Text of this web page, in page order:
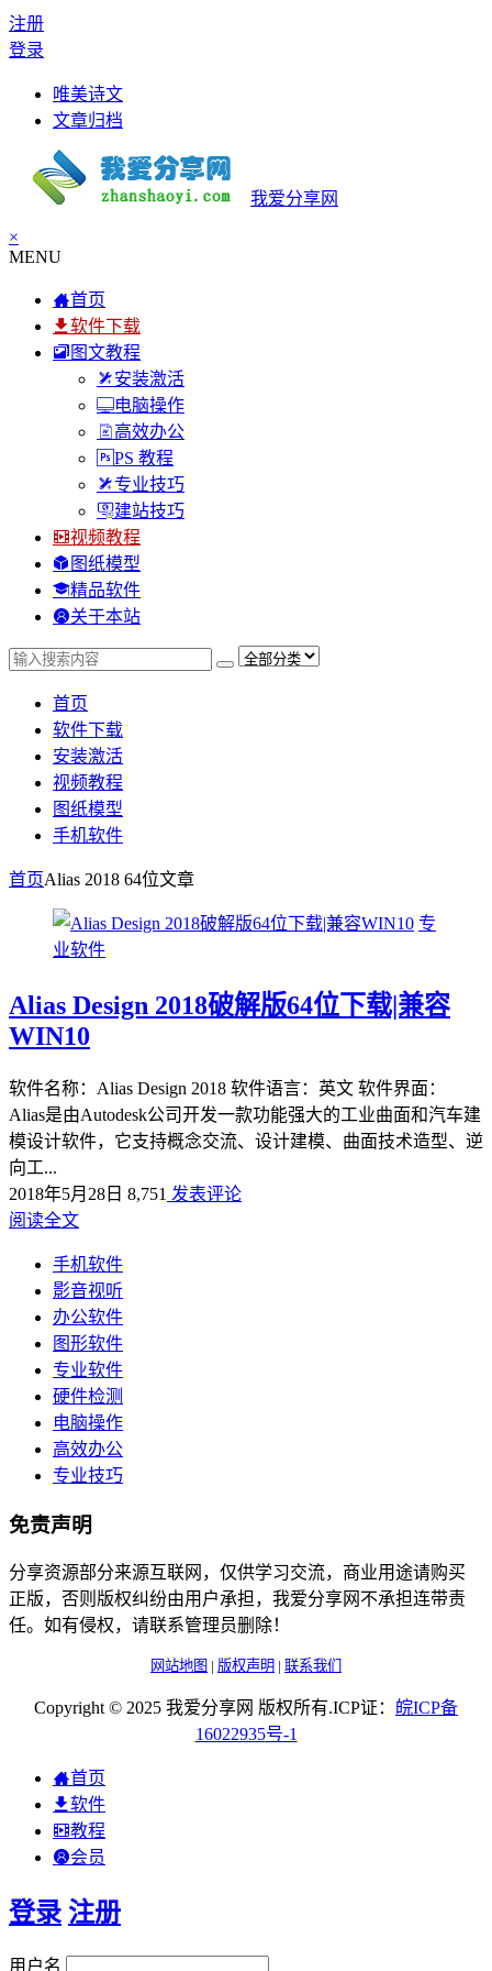
注册
登录
唯美诗文
文章归档
我爱分享网
×
MENU
首页
软件下载
图文教程
安装激活
电脑操作
高效办公
PS 教程
专业技巧
建站技巧
视频教程
图纸模型
精品软件
关于本站
首页
软件下载
安装激活
视频教程
图纸模型
手机软件
首页Alias 2018 64位文章
专
业软件
Alias Design 2018破解版64位下载|兼容
WIN10
软件名称：Alias Design 2018 软件语言：英文 软件界面：
Alias是由Autodesk公司开发一款功能强大的工业曲面和汽车建
模设计软件，它支持概念交流、设计建模、曲面技术造型、逆
向工...
2018年5月28日 8,751 发表评论
阅读全文
手机软件
影音视听
办公软件
图形软件
专业软件
硬件检测
电脑操作
高效办公
专业技巧
免责声明
分享资源部分来源互联网，仅供学习交流，商业用途请购买
正版，否则版权纠纷由用户承担，我爱分享网不承担连带责
任。如有侵权，请联系管理员删除！
网站地图 | 版权声明 | 联系我们
Copyright © 2025 我爱分享网 版权所有.ICP证： 皖ICP备
16022935号-1
首页
软件
教程
会员
登录 注册
用户名